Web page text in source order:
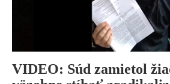
VIDEO: Súd zamietol